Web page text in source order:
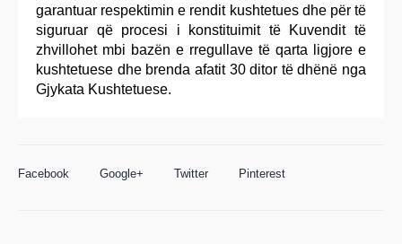
garantuar respektimin e rendit kushtetues dhe për të
siguruar që procesi i konstituimit të Kuvendit të
zhvillohet mbi bazën e rregullave të qarta ligjore e
kushtetuese dhe brenda afatit 30 ditor të dhënë nga
Gjykata Kushtetuese.
Facebook Google+ Twitter Pinterest